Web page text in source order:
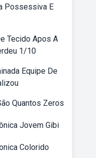
Possessiva E
Tecido Apos A
1/10
Equipe De
Quantos Zeros
Jovem Gibi
Colorido